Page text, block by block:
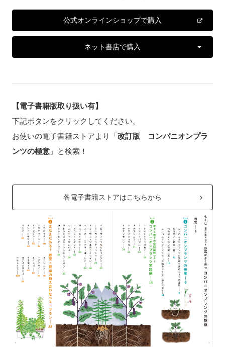
公式オンラインショップで購入
ネット書店で購入
【電子書籍版取り扱い有】
下記ボタンをクリックしてください。
お使いの電子書籍ストアより「改訂版 コンパニオンプラ
ンツの極意」と検索！
各電子書籍ストアはこちらから